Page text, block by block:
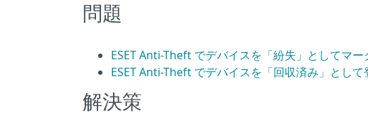
問題
ESET Anti-Theft でデバイスを「紛失」としてマー
ESET Anti-Theft でデバイスを「回収済み」として
解決策